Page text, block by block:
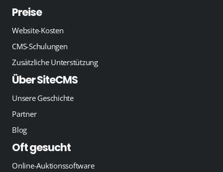
Preise
Website-Kosten
CMS-Schulungen
Zusätzliche Unterstützung
Über SiteCMS
Unsere Geschichte
Partner
Blog
Oft gesucht
Online-Auktionssoftware